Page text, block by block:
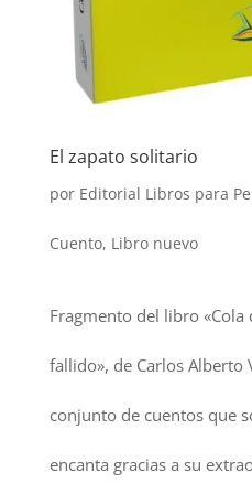
El zapato solitario
por Editorial Libros para
Cuento, Libro nuevo
Fragmento del libro «Cola
fallido», de Carlos Alberto
conjunto de cuentos que
encanta gracias a su